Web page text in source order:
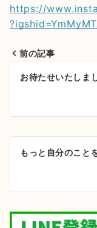
https://
ビ
ゲ
シ
ョ
前の記事
お待たせいたしま
もっと自分のこと